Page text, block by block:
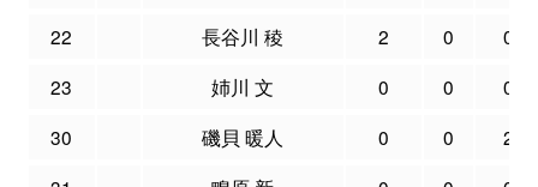
22
長谷川 稜 2 0
0
23
姉川 文 0 0
0
30
磯貝 暖人 0 0
2